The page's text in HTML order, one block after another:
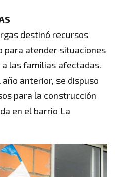
destinó recursos
para atender situaciones
las familias afectadas.
anterior, se dispuso
para la construcción
en el barrio La